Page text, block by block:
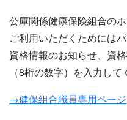
公庫関係健康保険組合のホ
ご利用いただくためには
資格情報のお知らせ、資
（8桁の数字）を入力して
→健保組合職員専用ページ